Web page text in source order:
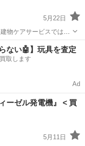
5月22日
物ケアサービスでは、
す。 「難しい作業を専
たい」といったお声に
建物
ない🤖】玩具を査定
取します
Ad
ゼル発電機』 < 買
5月11日